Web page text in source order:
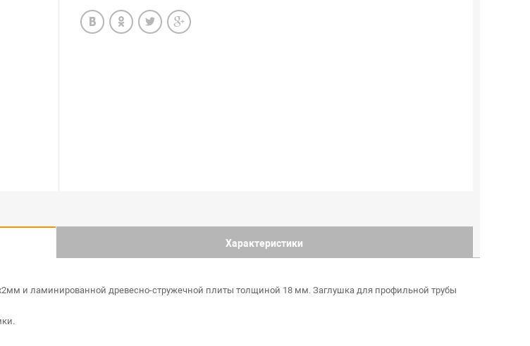
Характеристики
и ламинированной древесно-стружечной плиты толщиной 18 мм. Заглушка для профильной трубы